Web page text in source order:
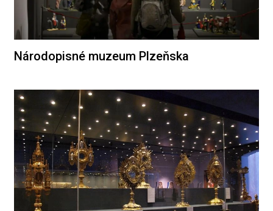
Národopisné muzeum Plzeňska